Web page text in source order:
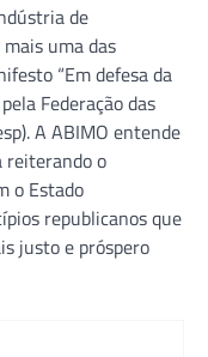
de
uma das
“Em defesa da
Federação das
A ABIMO entende
reiterando o
o Estado
republicanos que
justo e próspero